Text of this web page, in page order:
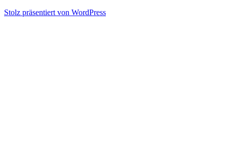
Stolz präsentiert von WordPress